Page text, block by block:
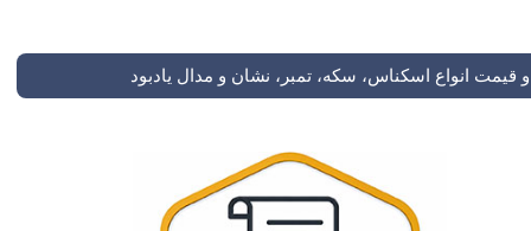
قیمت انواع اسکناس، سکه، تمبر، نشان و مدال یادبود